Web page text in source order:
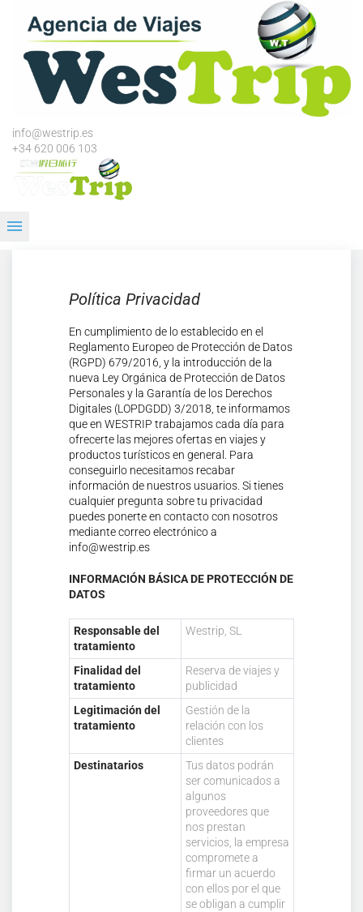
info@westrip.es
+34 620 006 103
menu
PrivacidadPolítica Privacidad
En cumplimiento de lo establecido en el
Reglamento Europeo de Protección de Datos
(RGPD) 679/2016, y la introducción de la
nueva Ley Orgánica de Protección de Datos
Personales y la Garantía de los Derechos
Digitales (LOPDGDD) 3/2018, te informamos
que en WESTRIP trabajamos cada día para
ofrecerte las mejores ofertas en viajes y
productos turísticos en general. Para
conseguirlo necesitamos recabar
información de nuestros usuarios. Si tienes
cualquier pregunta sobre tu privacidad
puedes ponerte en contacto con nosotros
mediante correo electrónico a
info@westrip.es
INFORMACIÓN BÁSICA DE PROTECCIÓN DE
DATOS
Responsable del
tratamiento
Westrip, SL
Finalidad del
tratamiento
Reserva de viajes y
publicidad
Legitimación del
tratamiento
Gestión de la
relación con los
clientes
Destinatarios
Tus datos podrán
ser comunicados a
algunos
proveedores que
nos prestan
servicios, la empresa
compromete a
firmar un acuerdo
con ellos por el que
se obligan a cumplir